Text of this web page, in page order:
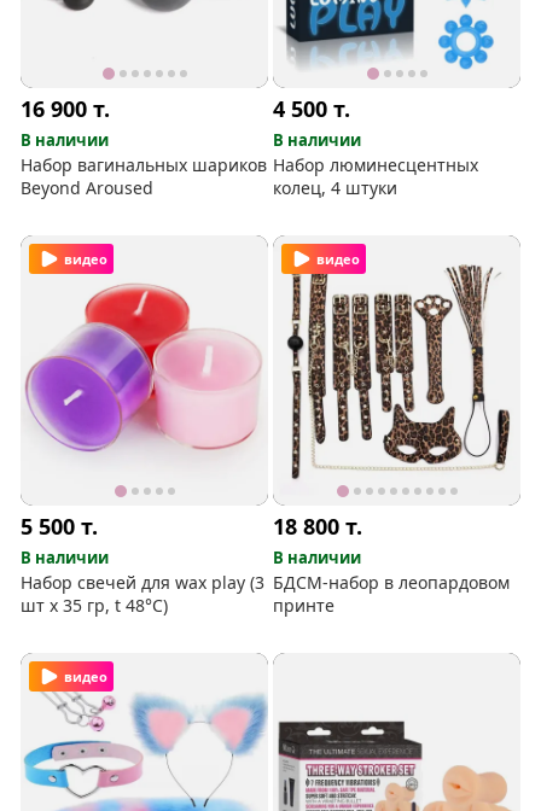
16 900т.
В наличии
Набор вагинальных шариков
Beyond Aroused
4 500т.
В наличии
Набор люминесцентных
колец, 4 штуки
видео
5 500т.
В наличии
Набор свечей для wax play (3
шт х 35 гр, t 48°C)
видео
18 800т.
В наличии
БДСМ-набор в леопардовом
принте
видео